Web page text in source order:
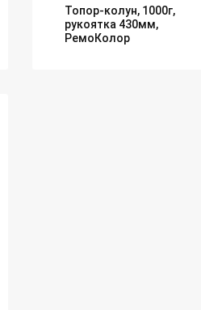
Топор-колун, 1000г,
рукоятка 430мм,
РемоКолор